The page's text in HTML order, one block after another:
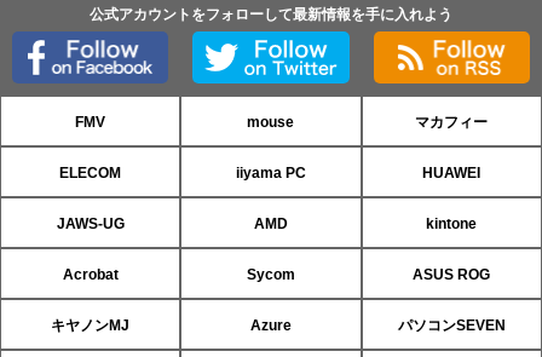
公式アカウントをフォローして最新情報を手に入れよう
FMV mouse マカフィー
ELECOM iiyama PC HUAWEI
JAWS-UG AMD kintone
Acrobat Sycom ASUS ROG
キヤノンMJ Azure パソコンSEVEN